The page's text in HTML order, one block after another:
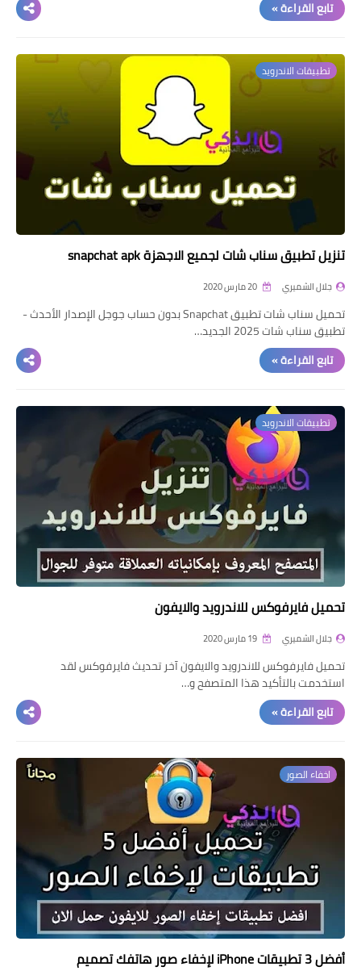
تابع القراءة »
تطبيقات الاندرويد
تنزيل تطبيق سناب شات لجميع الاجهزة snapchat apk
جلال الشميري
تحميل سناب شات تطبيق Snapchat بدون حساب جوجل الإصدار الأحدث -
تطبيق سناب شات 2025 الجديد…
تابع القراءة »
تطبيقات الاندرويد
تحميل فايرفوكس للاندرويد والايفون
جلال الشميري
تحميل فايرفوكس للاندرويد والايفون آخر تحديث فايرفوكس لقد
استخدمت بالتأكيد هذا المتصفح و…
تابع القراءة »
اخفاء الصور
أفضل 3 تطبيقات iPhone لإخفاء صور هاتفك تصميم